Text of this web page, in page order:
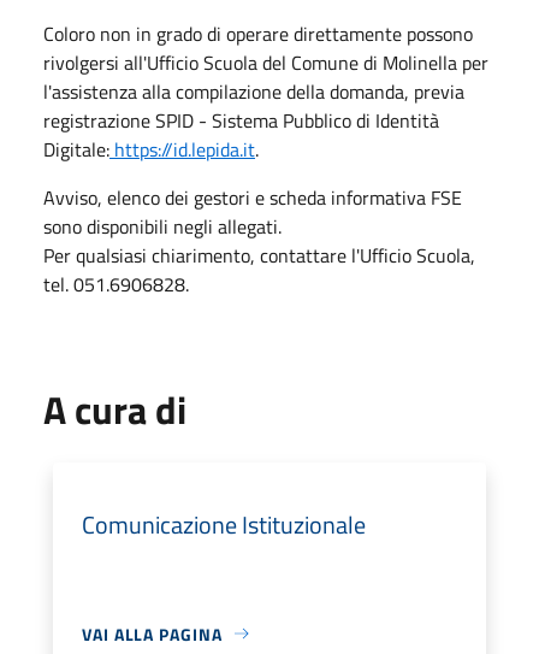
Coloro non in grado di operare direttamente possono
rivolgersi all'Ufficio Scuola del Comune di Molinella per
l'assistenza alla compilazione della domanda, previa
registrazione SPID - Sistema Pubblico di Identità
Digitale: https://id.lepida.it.
Avviso, elenco dei gestori e scheda informativa FSE
sono disponibili negli allegati.
Per qualsiasi chiarimento, contattare l'Ufficio Scuola,
tel. 051.6906828.
A cura di
Comunicazione Istituzionale
VAI ALLA PAGINA